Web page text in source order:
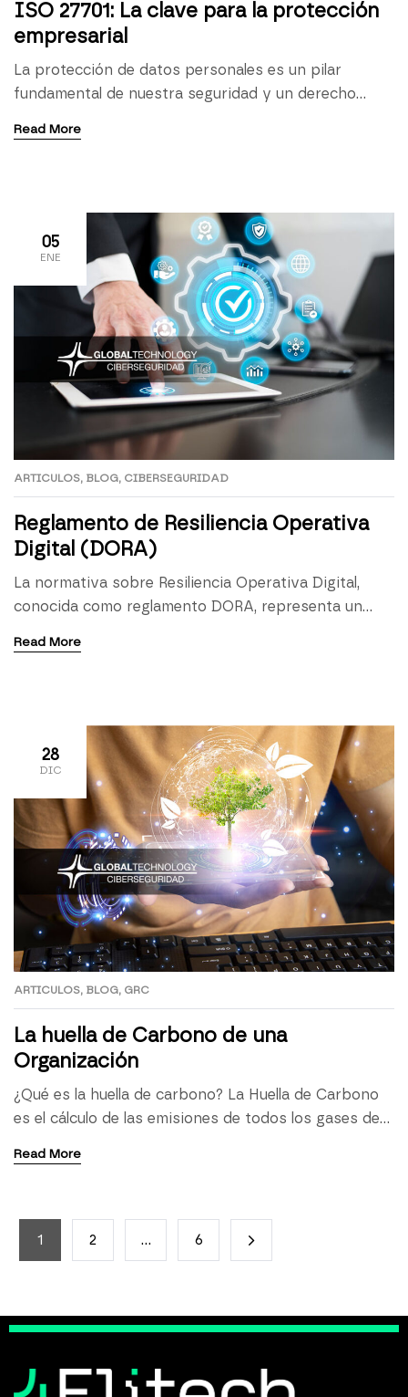
ISO 27701: La clave para la protección
empresarial
La protección de datos personales es un pilar
fundamental de nuestra seguridad y un derecho
Derechos Fundamentales de la Unión Europea. Por
cumplimiento normativo, nos evitará sanciones
económicas y beneficiará nuestra imagen
corporativa. […]
Read More
05
ENE
ARTICULOS, BLOG, CIBERSEGURIDAD
Reglamento de Resiliencia Operativa
Digital (DORA)
La normativa sobre Resiliencia Operativa Digital,
conocida como reglamento DORA, representa un
Unión Europea (UE) para la gestión de riesgos en el
DORA establece normas técnicas que las entidades
financieras […]
Read More
28
DIC
ARTICULOS, BLOG, GRC
La huella de Carbono de una
Organización
¿Qué es la huella de carbono? La Huella de Carbono
es el cálculo de las emisiones de todos los gases de
organizaciones, eventos o actividades, o al ciclo de
huella de carbono en el ámbito […]
Read More
1 2 … 6